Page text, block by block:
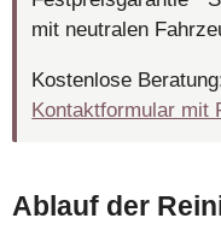
mit neutralen
Kostenlose
Kontaktformular mit
Ablauf der